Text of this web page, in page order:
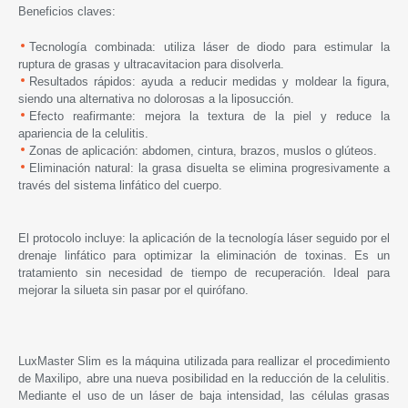
Beneficios claves:
Tecnología combinada: utiliza láser de diodo para estimular la
ruptura de grasas y ultracavitacion para disolverla.
Resultados rápidos: ayuda a reducir medidas y moldear la figura,
siendo una alternativa no dolorosas a la liposucción.
Efecto reafirmante: mejora la textura de la piel y reduce la
apariencia de la celulitis.
Zonas de aplicación: abdomen, cintura, brazos, muslos o glúteos.
Eliminación natural: la grasa disuelta se elimina progresivamente a
través del sistema linfático del cuerpo.
El protocolo incluye: la aplicación de la tecnología láser seguido por el
drenaje linfático para optimizar la eliminación de toxinas. Es un
tratamiento sin necesidad de tiempo de recuperación. Ideal para
mejorar la silueta sin pasar por el quirófano.
LuxMaster Slim es la máquina utilizada para reallizar el procedimiento
de Maxilipo, abre una nueva posibilidad en la reducción de la celulitis.
Mediante el uso de un láser de baja intensidad, las células grasas